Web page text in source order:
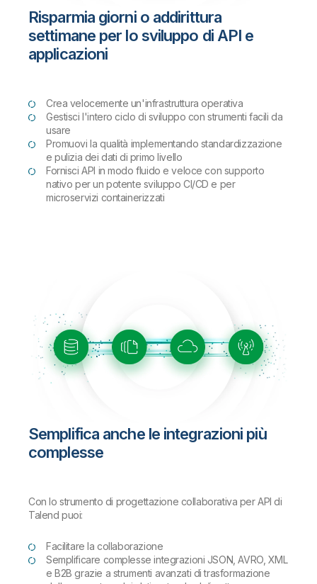
Risparmia giorni o addirittura
settimane per lo sviluppo di API e
applicazioni
Crea velocemente un'infrastruttura operativa
Gestisci l'intero ciclo di sviluppo con strumenti facili da
usare
Promuovi la qualità implementando standardizzazione
e pulizia dei dati di primo livello
Fornisci API in modo fluido e veloce con supporto
nativo per un potente sviluppo CI/CD e per
microservizi containerizzati
Semplifica anche le integrazioni più
complesse
Con lo strumento di progettazione collaborativa per API di
Talend puoi:
Facilitare la collaborazione
Semplificare complesse integrazioni JSON, AVRO, XML
e B2B grazie a strumenti avanzati di trasformazione